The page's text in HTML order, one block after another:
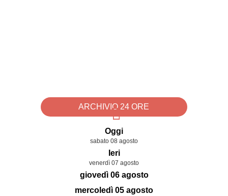
ARCHIVIO 24 ORE
Oggi
sabato 08 agosto
Ieri
venerdì 07 agosto
giovedì 06 agosto
mercoledì 05 agosto